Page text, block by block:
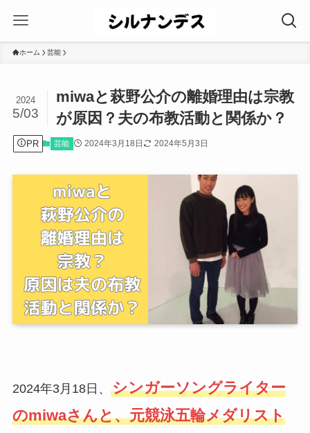
ホーム 芸能
miwaと萩野公介の離婚理由は宗教
が原因？夫の布教活動と関係か？
2024
5/03
PR 芸能 2024年3月18日 2024年5月3日
2024年3月18日、 シンガーソングライター
のmiwaさんと、元競泳五輪メダリスト